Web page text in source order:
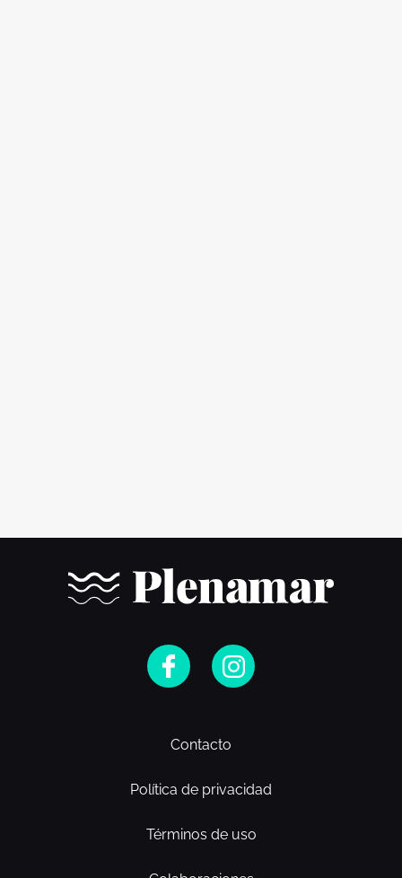
Contacto
Política de privacidad
Términos de uso